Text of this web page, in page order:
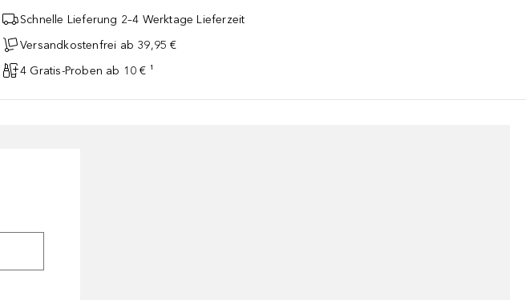
Schnelle Lieferung 2–4 Werktage Lieferzeit
Versandkostenfrei ab 39,95 €
4 Gratis-Proben ab 10 € ¹